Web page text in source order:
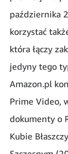
października
korzystać
która łączy
jedyny tego
Amazon.pl
Prime Video,
dokumenty o
Kubie